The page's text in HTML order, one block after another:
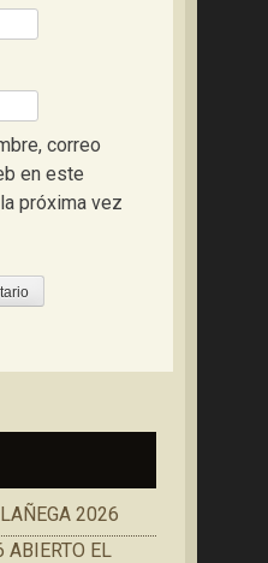
correo
en este
próxima vez
2026
EL